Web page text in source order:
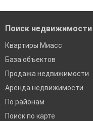
Поиск недвижимости
Квартиры Миасс
База объектов
Продажа недвижимости
Аренда недвижимости
По районам
Поиск по карте